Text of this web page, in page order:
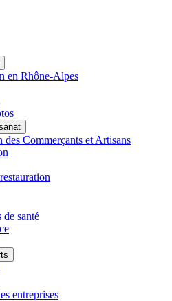
en Rhône-Alpes
des Commerçants et Artisans
de santé
entreprises